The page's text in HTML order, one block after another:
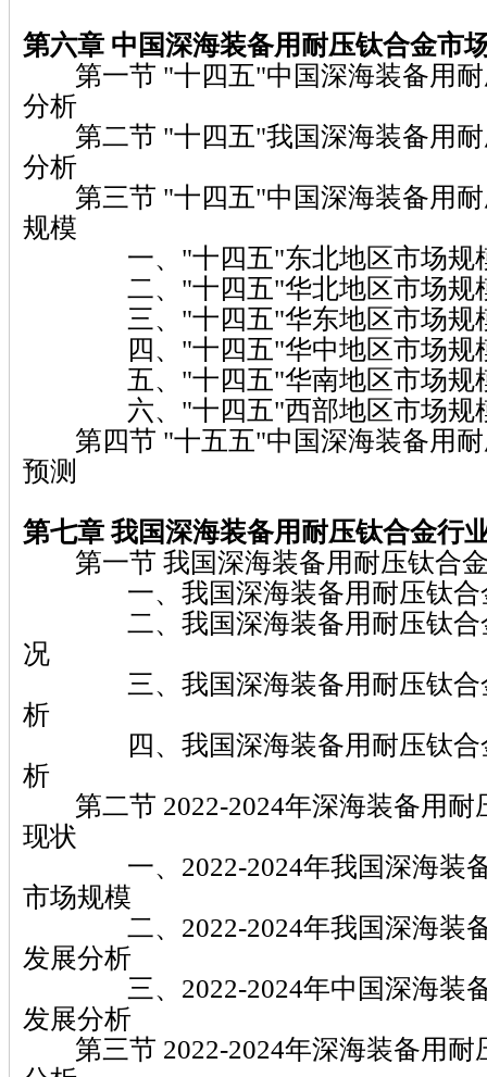
第六章 中国深海装备用耐压钛合金市
第一节 "十四五"中国深海装备用耐
分析
第二节 "十四五"我国深海装备用耐
分析
第三节 "十四五"中国深海装备用耐
规模
一、"十四五"东北地区市场规
二、"十四五"华北地区市场规
三、"十四五"华东地区市场规
四、"十四五"华中地区市场规
五、"十四五"华南地区市场规
六、"十四五"西部地区市场规
第四节 "十五五"中国深海装备用耐
预测
第七章 我国深海装备用耐压钛合金行
第一节 我国深海装备用耐压钛合
一、我国深海装备用耐压钛合
二、我国深海装备用耐压钛合
况
三、我国深海装备用耐压钛合
析
四、我国深海装备用耐压钛合
析
第二节 2022-2024年深海装备用耐
现状
一、2022-2024年我国深海装备
市场规模
二、2022-2024年我国深海装备
发展分析
三、2022-2024年中国深海装备
发展分析
第三节 2022-2024年深海装备用耐